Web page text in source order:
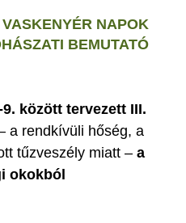
NAPOK
BEMUTATÓ
között tervezett III.
a rendkívüli hőség, a
tűzveszély miatt – a
okokból